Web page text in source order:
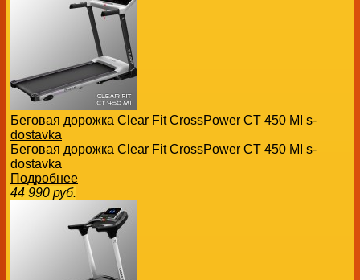
Беговая дорожка Clear Fit CrossPower CT 450 MI s-
dostavka
Беговая дорожка Clear Fit CrossPower CT 450 MI s-
dostavka
Подробнее
44 990 руб.